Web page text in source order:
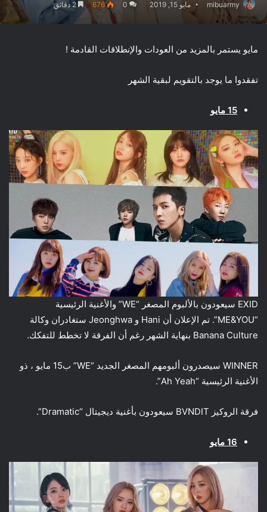
mibuarmy مايو 15, 2019 0
676 2 دقائق
مايو يستمر بالمزيد من العودات والإنطلاقات القادمة !
تفقدوا ما يوجد بالتقويم لبقية الشهر
15 مايو
EXID سيعودون بالألبوم المصغر “WE” والأغنية الرئيسية
“ME&YOU”. تم الإعلان أن Hani و Jeonghwa ستغادران وكالة
Banana Culture بنهاية الشهر رغم أن الفرقة لا تخطط للتفكك.
WINNER سيصدرون ألبومهم المصغر الجديد “WE” ب15 مايو ، ذو
الأغنية الرئيسية “Ah Yeah”.
فرقة الروكيز BVNDIT سيعودون بأغنية ديجيتال “Dramatic”.
16 مايو